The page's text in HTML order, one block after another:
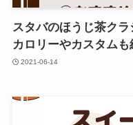
スタバのほうじ茶ク
カロリーやカスタム
2021-06-14